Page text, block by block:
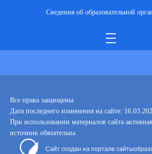
Сведения об образовательной
Все права защищены.
Дата последнего изменения на сайте:
При использовании материалов сайта
источник обязательна
Сайт создан на портале